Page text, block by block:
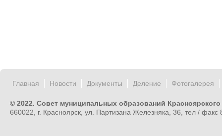
Главная Новости Документы Деление Фотогалерея
© 2022. Совет муниципальных образований Красноярского
660022, г. Красноярск, ул. Партизана Железняка, 36, тел /